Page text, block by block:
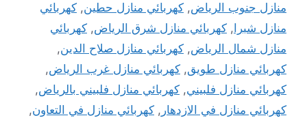
منازل جنوب الرياض, كهربائي منازل حطين, كهربائي
منازل شبرا , كهربائي منازل شرق الرياض, كهربائي
منازل شمال الرياض, كهربائي منازل صلاح الدين,
كهربائي منازل طويق, كهربائي منازل غرب الرياض,
كهربائي منازل فلبيني, كهربائي منازل فلبيني بالرياض,
كهربائي منازل في الازدهار , كهربائي منازل في التعاون,